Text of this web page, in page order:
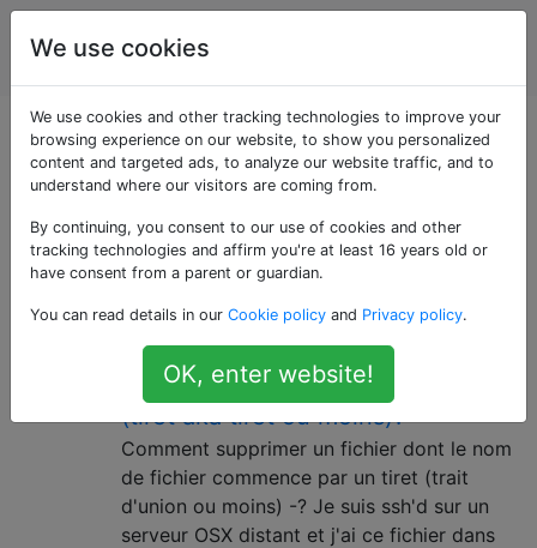
Unix &
Linux
Questions marquées
«options»
Passer des options telles que -l ou --word aux
Comment supprimer un fichier
dont le nom commence par “-”
(tiret aka tiret ou moins)?
Comment supprimer un fichier dont le nom
de fichier commence par un tiret (trait
d'union ou moins) -? Je suis ssh'd sur un
serveur OSX distant et j'ai ce fichier dans
We use cookies
We use cookies and other tracking technologies to improve your
browsing experience on our website, to show you personalized
content and targeted ads, to analyze our website traffic, and to
understand where our visitors are coming from.
By continuing, you consent to our use of cookies and other
tracking technologies and affirm you're at least 16 years old or
have consent from a parent or guardian.
You can read details in our Cookie policy and Privacy policy.
OK, enter website!